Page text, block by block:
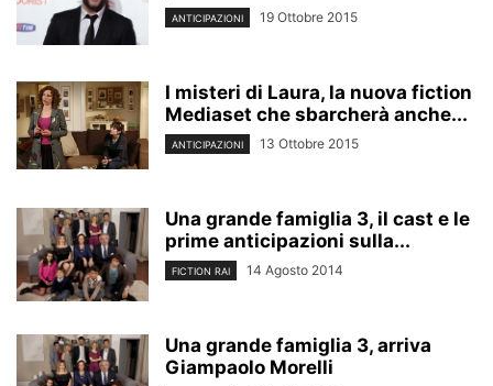
ANTICIPAZIONI 19 Ottobre 2015
I misteri di Laura, la nuova fiction
Mediaset che sbarcherà anche...
ANTICIPAZIONI 13 Ottobre 2015
Una grande famiglia 3, il cast e le
prime anticipazioni sulla...
FICTION RAI 14 Agosto 2014
Una grande famiglia 3, arriva
Giampaolo Morelli